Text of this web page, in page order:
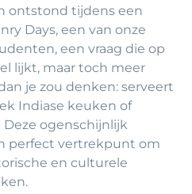
ontstond tijdens een
Days, een van onze
een vraag die op
lijkt, maar toch meer
je zou denken: serveert
Indiase keuken of
ogenschijnlijk
perfect vertrekpunt om
en culturele